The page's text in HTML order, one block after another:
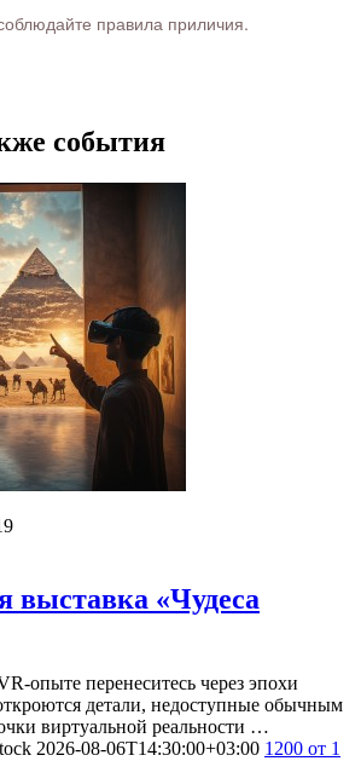
правила приличия.
события
выставка «Чудеса
опыте перенеситесь через эпохи
детали, недоступные обычным
виртуальной реальности …
2026-08-06T14:30:00+03:00 1200 от 1